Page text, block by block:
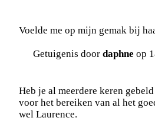
Voelde me op mijn gemak bij
Getuigenis door daphne op
Heb je al meerdere keren
voor het bereiken van al het
wel Laurence.